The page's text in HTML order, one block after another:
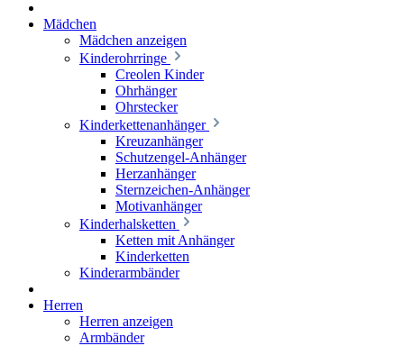
Mädchen
Mädchen anzeigen
Kinderohrringe
Creolen Kinder
Ohrhänger
Ohrstecker
Kinderkettenanhänger
Kreuzanhänger
Schutzengel-Anhänger
Herzanhänger
Sternzeichen-Anhänger
Motivanhänger
Kinderhalsketten
Ketten mit Anhänger
Kinderketten
Kinderarmbänder
Herren
Herren anzeigen
Armbänder